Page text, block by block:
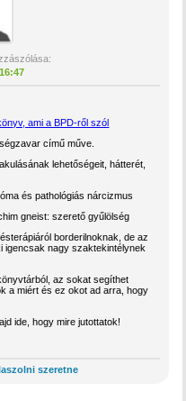
16:47
ami a BPD-ről szól
című műve.
lehetőségeit, hátterét,
és pathológiás nárcizmus
gneist: szerető gyűlölség
borderilnoknak, de az
igencsak nagy szaktekintélynek
az sokat segíthet
a miért és ez okot ad arra, hogy
ide, hogy mire jutottatok!
szeretne